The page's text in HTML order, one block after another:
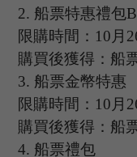
2. 船票特惠禮包B
限購時間： 10 月
購買後獲得：船
3. 船票金幣特惠
限購時間： 10 月
購買後獲得：船
4. 船票禮包